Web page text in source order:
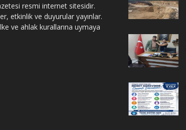
resmi internet sitesidir.
etkinlik ve duyurular yayınlar.
ve ahlak kurallarına uymaya